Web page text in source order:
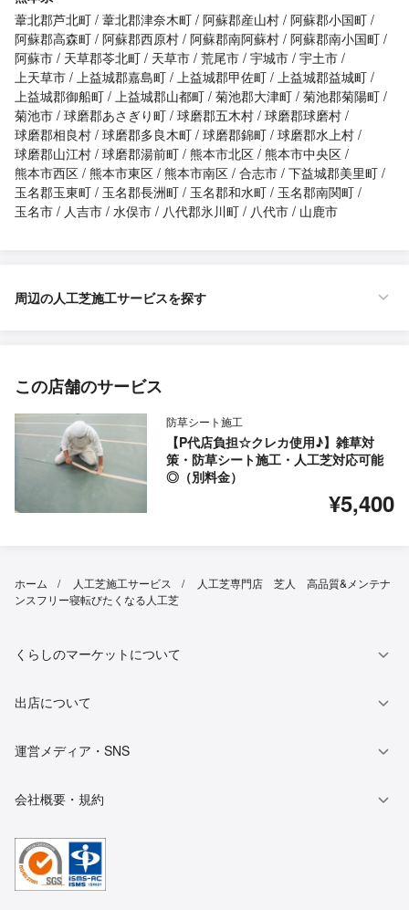
葦北郡芦北町 葦北郡津奈木町 阿蘇郡産山村 阿蘇郡小国町
阿蘇郡高森町 阿蘇郡西原村 阿蘇郡南阿蘇村 阿蘇郡南小国町
阿蘇市
天草郡苓北町 天草市 荒尾市 宇城市 宇土市
上天草市 上益城郡嘉島町 上益城郡甲佐町 上益城郡益城町
上益城郡御船町 上益城郡山都町 菊池郡大津町 菊池郡菊陽町
菊池市 球磨郡あさぎり町 球磨郡五木村 球磨郡球磨村
球磨郡相良村 球磨郡多良木町 球磨郡錦町 球磨郡水上村
球磨郡山江村 球磨郡湯前町 熊本市北区 熊本市中央区
熊本市西区 熊本市東区 熊本市南区 合志市 下益城郡美里町
玉名郡玉東町
玉名郡長洲町 玉名郡和水町
玉名郡南関町
玉名市
人吉市 水俣市 八代郡氷川町 八代市 山鹿市
周辺の人工芝施工サービスを探す
この店舗のサービス
防草シート施工
【P代店負担☆クレカ使用♪】雑草対
策・防草シート施工・人工芝対応可能
◎（別料金）
¥5,400
ホーム 人工芝施工サービス
人工芝専門店 芝人 高品質&メンテナ
ンスフリー寝転びたくなる人工芝
くらしのマーケットについて
出店について
運営メディア・SNS
会社概要・規約